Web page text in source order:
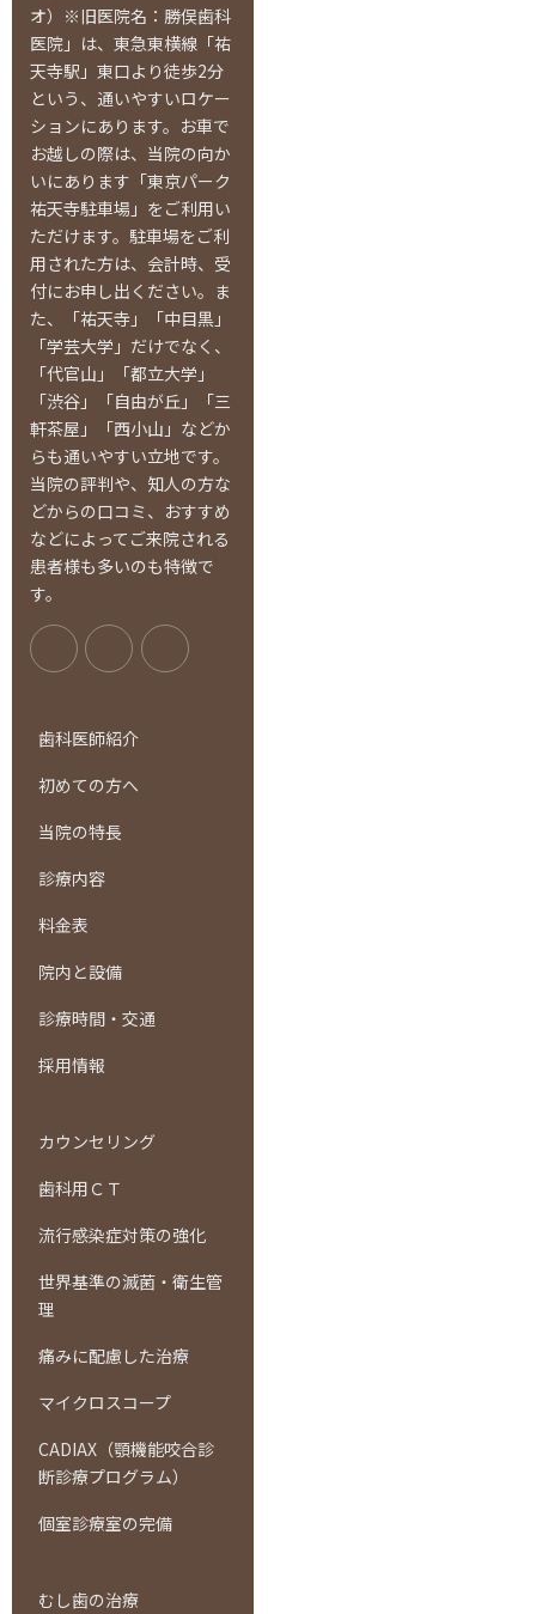
オ）※旧医院名：勝俣歯科
医院」は、東急東横線「祐
天寺駅」東口より徒歩2分
という、通いやすいロケー
ションにあります。お車で
お越しの際は、当院の向か
いにあります「東京パーク
祐天寺駐車場」をご利用い
ただけます。駐車場をご利
用された方は、会計時、受
付にお申し出ください。ま
た、「祐天寺」「中目黒」
「学芸大学」だけでなく、
「代官山」「都立大学」
「渋谷」「自由が丘」「三
軒茶屋」「西小山」などか
らも通いやすい立地です。
当院の評判や、知人の方な
どからの口コミ、おすすめ
などによってご来院される
患者様も多いのも特徴で
す。
歯科医師紹介
初めての方へ
当院の特長
診療内容
料金表
院内と設備
診療時間・交通
採用情報
カウンセリング
歯科用ＣＴ
流行感染症対策の強化
世界基準の滅菌・衛生管
理
痛みに配慮した治療
マイクロスコープ
CADIAX（顎機能咬合診
断診療プログラム）
個室診療室の完備
むし歯の治療